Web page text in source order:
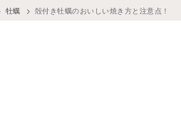
牡蠣 殻付き牡蠣のおいしい焼き方と注意点！自